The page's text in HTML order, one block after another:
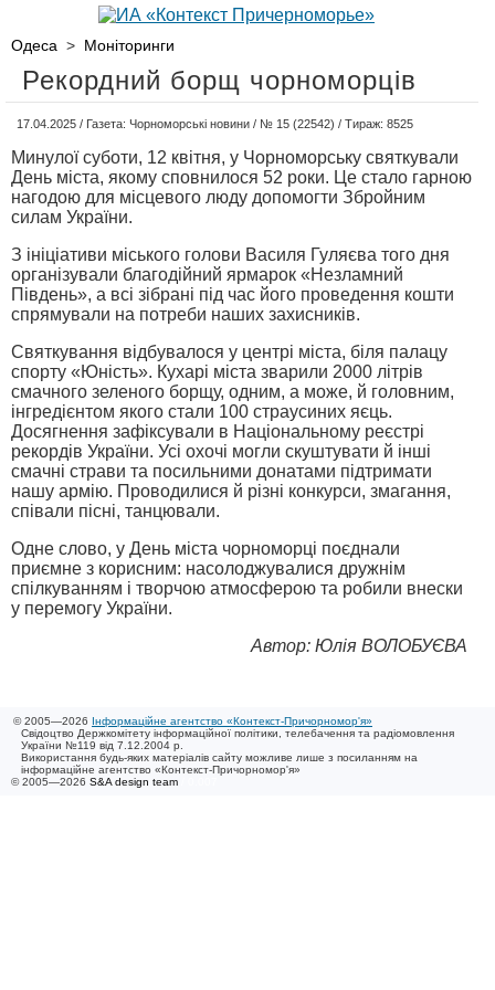
Одеса > Моніторинги
Рекордний борщ чорноморців
17.04.2025 / Газета: Чорноморські новини / № 15 (22542) / Тираж: 8525
Минулої суботи, 12 квітня, у Чорноморську святкували
День міста, якому сповнилося 52 роки. Це стало гарною
нагодою для місцевого люду допомогти Збройним
силам України.
З ініціативи міського голови Василя Гуляєва того дня
організували благодійний ярмарок «Незламний
Південь», а всі зібрані під час його проведення кошти
спрямували на потреби наших захисників.
Святкування відбувалося у центрі міста, біля палацу
спорту «Юність». Кухарі міста зварили 2000 літрів
смачного зеленого борщу, одним, а може, й головним,
інгредієнтом якого стали 100 страусиних яєць.
Досягнення зафіксували в Національному реєстрі
рекордів України. Усі охочі могли скуштувати й інші
смачні страви та посильними донатами підтримати
нашу армію. Проводилися й різні конкурси, змагання,
співали пісні, танцювали.
Одне слово, у День міста чорноморці поєднали
приємне з корисним: насолоджувалися дружнім
спілкуванням і творчою атмосферою та робили внески
у перемогу України.
Автор: Юлія ВОЛОБУЄВА
© 2005—2026 Інформаційне агентство «Контекст-Причорномор'я»
Свідоцтво Держкомітету інформаційної політики, телебачення та радіомовлення
України №119 від 7.12.2004 р.
Використання будь-яких матеріалів сайту можливе лише з посиланням на
інформаційне агентство «Контекст-Причорномор'я»
© 2005—2026 S&A design team